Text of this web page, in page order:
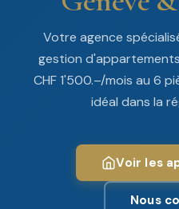
Votre agence
gestion
CHF 1'500.–/mois au 6
idéal dans la
Voir les
Nous